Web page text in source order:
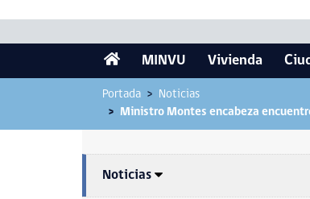
MINVU Vivienda
Portada
Noticias
Ministro Montes encabeza
Noticias